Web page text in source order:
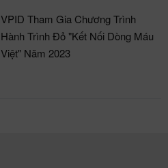
VPID Tham Gia Chương Trình
Hành Trình Đỏ "Kết Nối Dòng Máu
Việt" Năm 2023